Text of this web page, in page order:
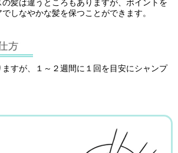
髪は違うところもありますが、ポイントを
しなやかな髪を保つことができます。
すが、１～２週間に１回を目安にシャンプ